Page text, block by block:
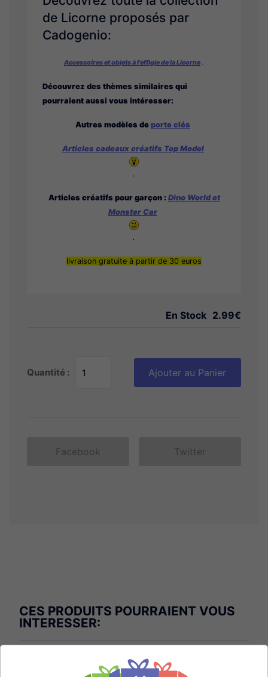
de Licorne proposés par
Cadogenio:
Accessoires et objets à l'effigie de la Licorne .
Découvrez des thèmes similaires qui
pourraient aussi vous intéresser:
Autres modèles de porte clés
Articles cadeaux créatifs Top Model
.
Articles créatifs pour garçon : Dino World et
Monster Car
.
livraison gratuite à partir de 30 euros
En Stock 2.99€
Quantité : Ajouter au Panier
Facebook Twitter
CES PRODUITS POURRAIENT VOUS
INTERESSER: